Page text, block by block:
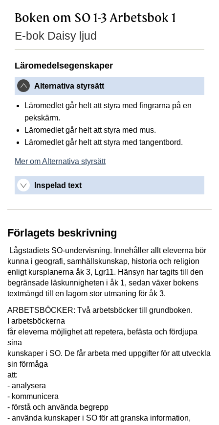
Boken om SO 1-3 Arbetsbok 1
E-bok Daisy ljud
Läromedelsegenskaper
Alternativa styrsätt
Läromedlet går helt att styra med fingrarna på en
pekskärm.
Läromedlet går helt att styra med mus.
Läromedlet går helt att styra med tangentbord.
Mer om Alternativa styrsätt
Inspelad text
Förlagets beskrivning
Lågstadiets SO-undervisning. Innehåller allt eleverna bör
kunna i geografi, samhällskunskap, historia och religion
enligt kursplanerna åk 3, Lgr11. Hänsyn har tagits till den
begränsade läskunnigheten i åk 1, sedan växer bokens
textmängd till en lagom stor utmaning för åk 3.
ARBETSBÖCKER: Två arbetsböcker till grundboken.
I arbetsböckerna
får eleverna möjlighet att repetera, befästa och fördjupa
sina
kunskaper i SO. De får arbeta med uppgifter för att utveckla
sin förmåga
att:
- analysera
- kommunicera
- förstå och använda begrepp
- använda kunskaper i SO för att granska information,